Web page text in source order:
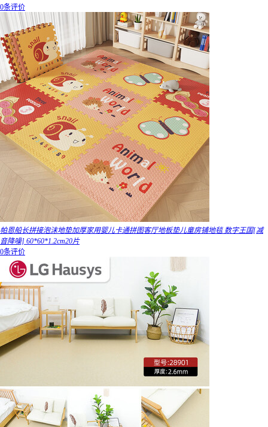
0条评价
帕恩船长拼接泡沫地垫加厚家用婴儿卡通拼图客厅地板垫儿童房铺地毯 数字王国[减
音降噪] 60*60*1.2cm20片
0条评价